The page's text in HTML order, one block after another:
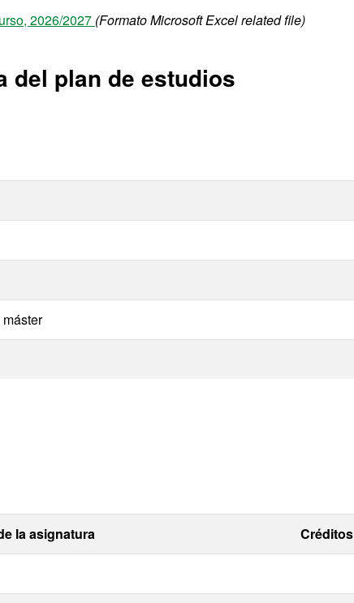
2026/2027 (Formato Microsoft Excel related file)
del plan de estudios
la asignatura Créditos